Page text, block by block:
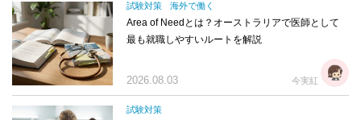
今実紅
試験対策 海外で働く
Area of Needとは？オーストラリアで医師として
最も就職しやすいルートを解説
2026.08.03
試験対策